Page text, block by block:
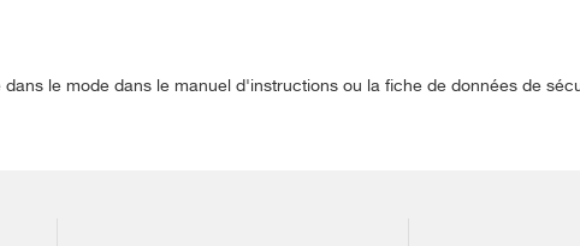
le mode dans le manuel d'instructions ou la fiche de données de